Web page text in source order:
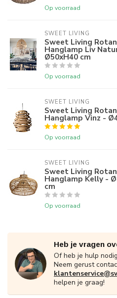
Op voorraad
SWEET LIVING
Sweet Living Rotan
Hanglamp Liv
Ø50xH40 cm
Op voorraad
SWEET LIVING
Sweet Living Rotan
Hanglamp Vinz -
Op voorraad
SWEET LIVING
Sweet Living Rotan
Hanglamp Kelly -
cm
Op voorraad
Heb je vragen
Of heb je hulp
Neem gerust
helpen je graag!